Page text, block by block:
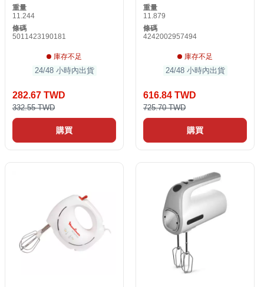
重量
11.244
條碼
5011423190181
庫存不足
24/48 小時內出貨
282.67 TWD
332.55 TWD
購買
重量
11.879
條碼
4242002957494
庫存不足
24/48 小時內出貨
616.84 TWD
725.70 TWD
購買